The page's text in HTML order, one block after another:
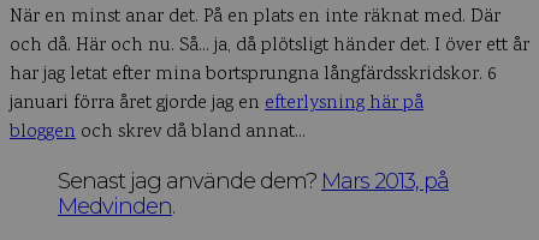
När en minst anar det. På en plats en inte räknat med. Där
och då. Här och nu. Så… ja, då plötsligt händer det. I över ett år
har jag letat efter mina bortsprungna långfärdsskridskor. 6
januari förra året gjorde jag en efterlysning här på
bloggen och skrev då bland annat…
Senast jag använde dem? Mars 2013, på
Medvinden.